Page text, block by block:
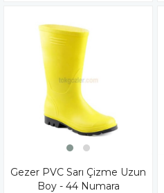
Gezer PVC Sarı Çizme Uzun
Boy - 44 Numara